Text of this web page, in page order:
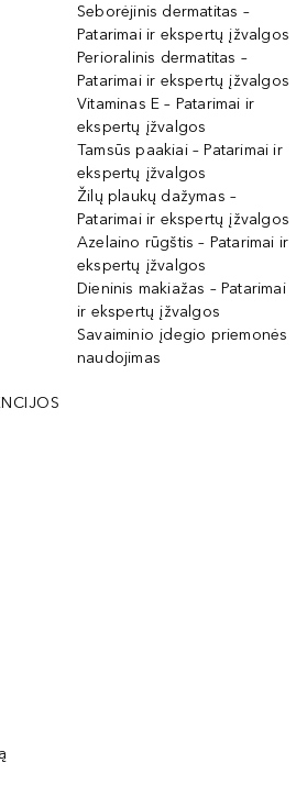
Seborėjinis dermatitas –
Patarimai ir ekspertų įžvalgos
Perioralinis dermatitas –
Patarimai ir ekspertų įžvalgos
Vitaminas E – Patarimai ir
ekspertų įžvalgos
Tamsūs paakiai – Patarimai ir
ekspertų įžvalgos
Žilų plaukų dažymas –
Patarimai ir ekspertų įžvalgos
Azelaino rūgštis – Patarimai ir
ekspertų įžvalgos
Dieninis makiažas – Patarimai
ir ekspertų įžvalgos
Savaiminio įdegio priemonės
naudojimas